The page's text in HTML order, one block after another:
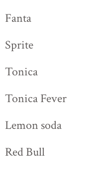
Fanta
Sprite
Tonica
Tonica Fever
Lemon soda
Red Bull